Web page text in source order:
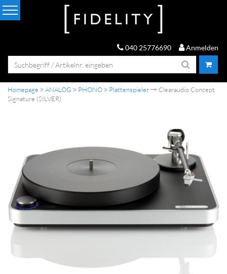
040 25776690 Anmelden
Homepage ANALOG PHONO Plattenspieler
Clearaudio Concept
Signature (SILVER)